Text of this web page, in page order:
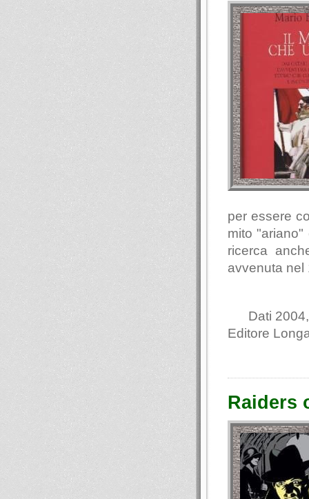
per essere
mito
ricerca
avvenuta nel
Dati
Editore
Raiders